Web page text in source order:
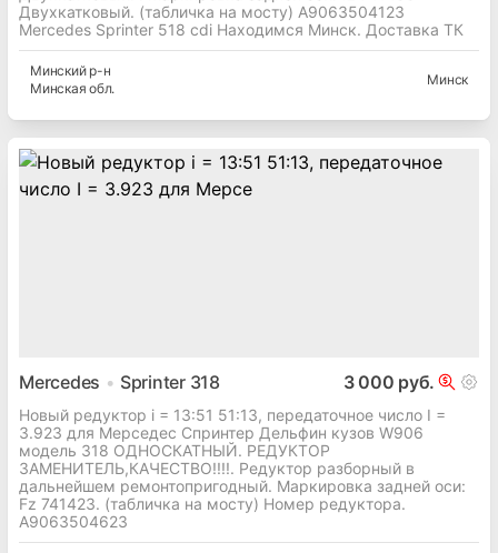
Двухкатковый. (табличка на мосту) A9063504123
Mercedes Sprinter 518 cdi Находимся Минск. Доставка ТК
Минскийр-н
Минская обл.
Минск
Mercedes Sprinter 318 3 000 руб.
Новый редуктор i = 13:51 51:13, передаточное число I =
3.923 для Мерседес Спринтер Дельфин кузов W906
модель 318 ОДНОСКАТНЫЙ. РЕДУКТОР
ЗАМЕНИТЕЛЬ,КАЧЕСТВО!!!!. Редуктор разборный в
дальнейшем ремонтопригодный. Маркировка задней оси:
Fz 741423. (табличка на мосту) Номер редуктора.
A9063504623